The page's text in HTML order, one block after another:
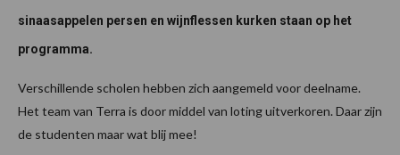
sinaasappelen persen en wijnflessen kurken staan op het
programma.
Verschillende scholen hebben zich aangemeld voor deelname.
Het team van Terra is door middel van loting uitverkoren. Daar zijn
de studenten maar wat blij mee!